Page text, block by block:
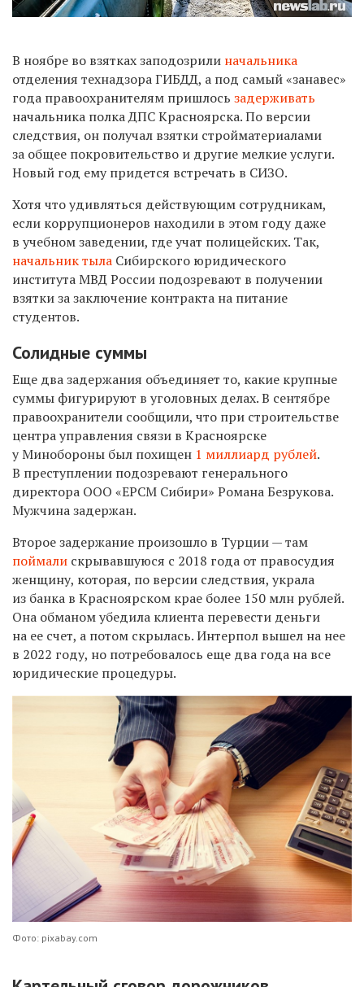
В ноябре во взятках заподозрили начальника
отделения технадзора ГИБДД, а под самый «занавес»
года правоохранителям пришлось задерживать
начальника полка ДПС Красноярска. По версии
следствия, он получал взятки стройматериалами
за общее покровительство и другие мелкие услуги.
Новый год ему придется встречать в СИЗО.
Хотя что удивляться действующим сотрудникам,
если коррупционеров находили в этом году даже
в учебном заведении, где учат полицейских. Так,
начальник тыла Сибирского юридического
института МВД России подозревают в получении
взятки за заключение контракта на питание
студентов.
Солидные суммы
Еще два задержания объединяет то, какие крупные
суммы фигурируют в уголовных делах. В сентябре
правоохранители сообщили, что при строительстве
центра управления связи в Красноярске
у Минобороны был похищен 1 миллиард рублей.
В преступлении подозревают генерального
директора ООО «ЕРСМ Сибири» Романа Безрукова.
Мужчина задержан.
Второе задержание произошло в Турции — там
поймали скрывавшуюся с 2018 года от правосудия
женщину, которая, по версии следствия, украла
из банка в Красноярском крае более 150 млн рублей.
Она обманом убедила клиента перевести деньги
на ее счет, а потом скрылась. Интерпол вышел на нее
в 2022 году, но потребовалось еще два года на все
юридические процедуры.
Фото: pixabay.com